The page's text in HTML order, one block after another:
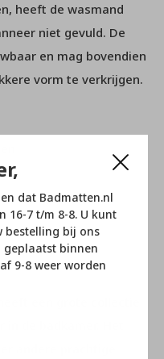
dat Badmatten.nl
16-7 t/m 8-8. U kunt
bestelling bij ons
geplaatst binnen
9-8 weer worden
heeft de wasmand
niet gevuld. De
en mag bovendien
vorm te verkrijgen.